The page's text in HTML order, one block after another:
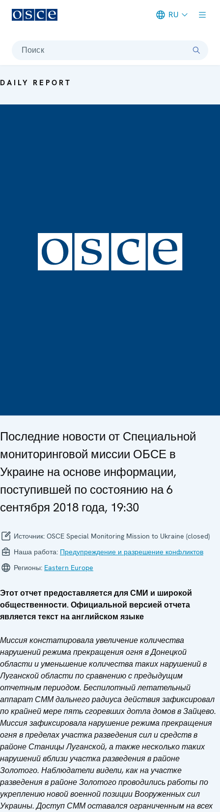
RU
Поиск
DAILY REPORT
Последние новости от Специальной
мониторинговой миссии ОБСЕ в
Украине на основе информации,
поступившей по состоянию на 6
сентября 2018 года, 19:30
Источник: OSCE Special Monitoring Mission to Ukraine (closed)
Наша работа: Предупреждение и разрешение конфликтов
Регионы: Eastern Europe
Этот отчет предоставляется для СМИ и широкой
общественности. Официальной версией отчета
является текст на английском языке
Миссия констатировала увеличение количества
нарушений режима прекращения огня в Донецкой
области и уменьшение количества таких нарушений в
Луганской области по сравнению с предыдущим
отчетным периодом. Беспилотный летательный
аппарат СММ дальнего радиуса действия зафиксировал
по крайней мере пять сгоревших дотла домов в Зайцево.
Миссия зафиксировала нарушение режима прекращения
огня в пределах участка разведения сил и средств в
районе Станицы Луганской, а также несколько таких
нарушений вблизи участка разведения в районе
Золотого. Наблюдатели видели, как на участке
разведения в районе Золотого проводились работы по
укреплению новой военной позиции Вооруженных сил
Украины. Доступ СММ оставался ограниченным на всех